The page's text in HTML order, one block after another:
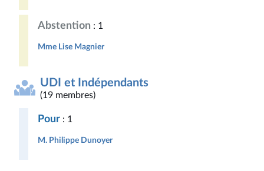
Abstention : 1
Mme Lise Magnier
UDI et Indépendants
(19 membres)
Pour : 1
M. Philippe Dunoyer